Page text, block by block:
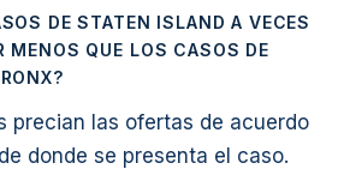
DE STATEN ISLAND A VECES
MENOS QUE LOS CASOS DE
precian las ofertas de acuerdo
donde se presenta el caso.